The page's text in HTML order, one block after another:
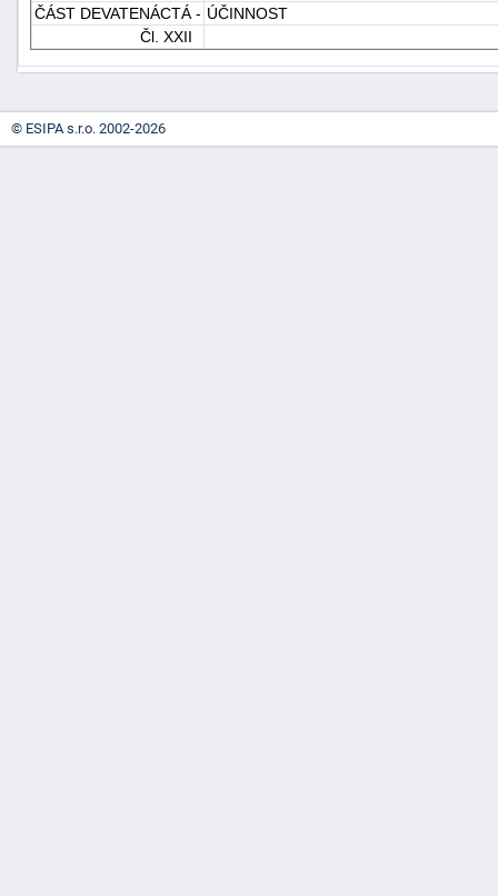
ČÁST DEVATENÁCTÁ - ÚČINNOST
Čl. XXII
© ESIPA s.r.o. 2002-2026